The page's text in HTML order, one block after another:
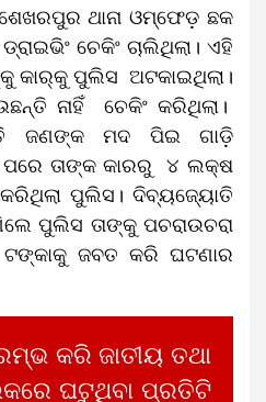
ଥାନା ଓମ୍ଫେଡ଼ ଛକ
ଚେକିଂ ଚାଲିଥିଲା। ଏହି
ପୁଲିସ ଅଟକାଇଥିଲା।
ନାହିଁ ଚେକିଂ କରିଥିଲା।
ଜଣଙ୍କ ମଦ ପିଇ ଗାଡ଼ି
ପରେ ତାଙ୍କ କାରରୁ ୪ ଲକ୍ଷ
ପୁଲିସ। ଦିବ୍ୟଜ୍ୟୋତି
ପୁଲିସ ତାଙ୍କୁ ପଚରାଉଚରା
ଜବତ କରି ଘଟଣାର
କରି ଜାତୀୟ ତଥା
ଘଟୁଥିବା ପ୍ରତିଟି